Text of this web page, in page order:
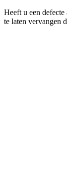
Heeft u een
te laten vervangen